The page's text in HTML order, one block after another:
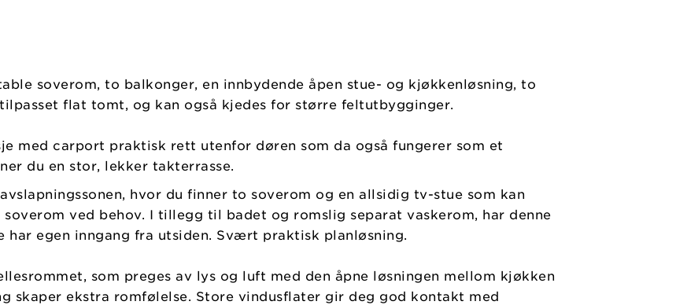
soverom, to balkonger, en innbydende åpen stue- og kjøkkenløsning, to
flat tomt, og kan også kjedes for større feltutbygginger.
med carport praktisk rett utenfor døren som da også fungerer som et
du en stor, lekker takterrasse.
hvor du finner to soverom og en allsidig tv-stue som kan
ved behov. I tillegg til badet og romslig separat vaskerom, har denne
har egen inngang fra utsiden. Svært praktisk planløsning.
som preges av lys og luft med den åpne løsningen mellom kjøkken
skaper ekstra romfølelse. Store vindusflater gir deg god kontakt med